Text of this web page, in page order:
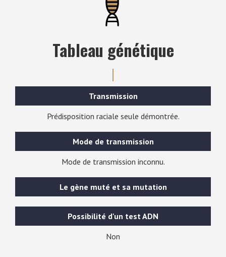
Tableau génétique
Transmission
Prédisposition raciale seule démontrée.
Mode de transmission
Mode de transmission inconnu.
Le gène muté et sa mutation
Possibilité d'un test ADN
Non